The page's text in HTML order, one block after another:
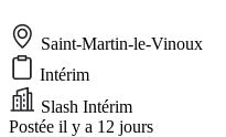
Saint-Martin-le-Vinoux
Intérim
Slash Intérim
Postée il y a 12 jours